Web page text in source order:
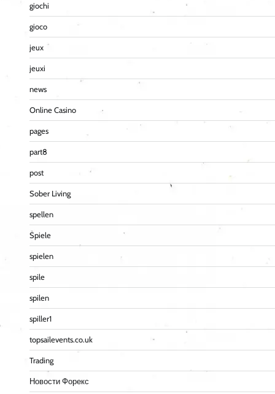
giochi
gioco
jeux
jeuxi
news
Online Casino
pages
part8
post
Sober Living
spellen
Spiele
spielen
spile
spilen
spiller1
topsailevents.co.uk
Trading
Новости Форекс